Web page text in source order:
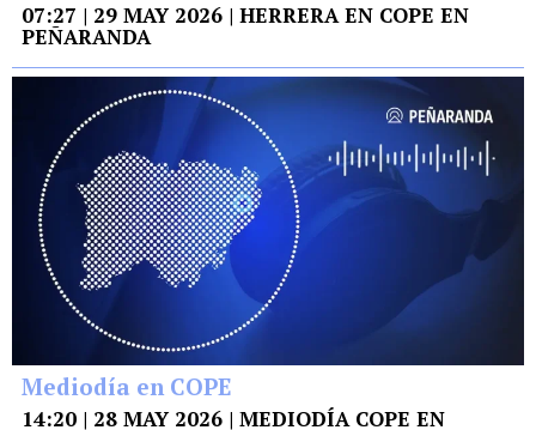
07:27 | 29 MAY 2026 | HERRERA EN COPE EN
PEÑARANDA
Mediodía en COPE
14:20 | 28 MAY 2026 | MEDIODÍA COPE EN